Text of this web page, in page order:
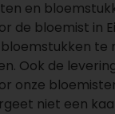
en
de bloemist in
te
Ook de
onze
niet een